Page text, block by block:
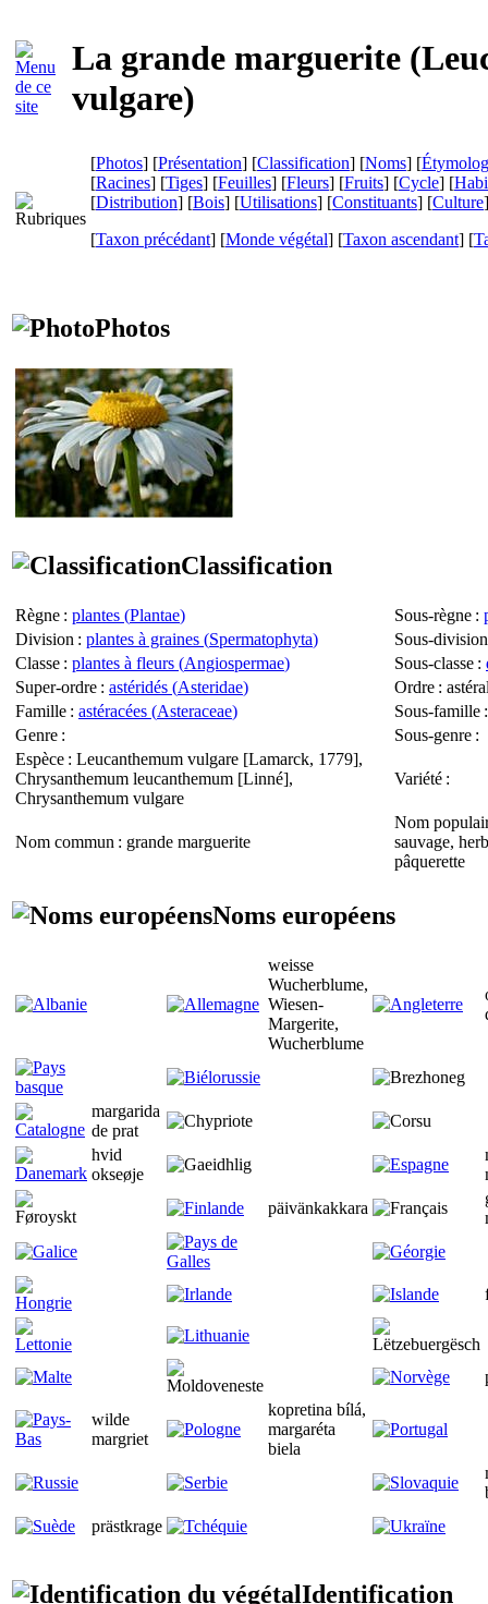
La grande marguerite (
vulgare)
[Photos] [Présentation] [Classification] [Noms] [
[Racines] [Tiges] [Feuilles] [Fleurs] [Fruits] [Cycle] [
[Distribution] [Bois] [Utilisations] [Constituants] [Culture
[Taxon précédant] [Monde végétal] [Taxon ascendant] [
Photos
Classification
Règne : plantes (Plantae) Sous-règne :
Division : plantes à graines (Spermatophyta)
Sous-division
Classe : plantes à fleurs (Angiospermae) Sous-classe :
Super-ordre : astéridés (Asteridae) Ordre :
Famille : astéracées (Asteraceae) Sous-famille :
Genre : Sous-genre :
Espèce : Leucanthemum vulgare [Lamarck, 1779],
Chrysanthemum leucanthemum [Linné],
Chrysanthemum vulgare
Variété :
Nom commun : grande marguerite
Nom
sauvage,
pâquerette
Noms européens
weisse
Wucherblume,
Wiesen-
Margerite,
Wucherblume
margarida
de prat
hvid
okseøje
päivänkakkara
wilde
margriet
kopretina bílá,
margaréta
biela
prästkrage
Identification